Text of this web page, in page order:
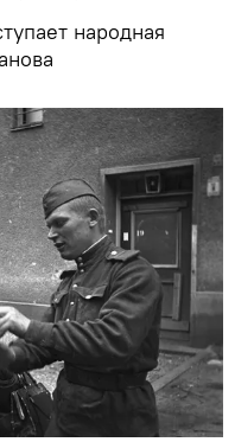
народная